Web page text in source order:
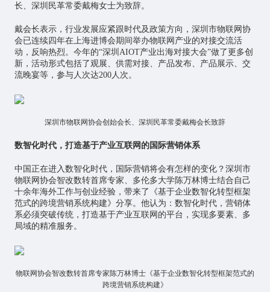
长、深圳民革常委戴梅女士为致辞。
戴会长表示，行业发展应紧跟时代及政策方向，深圳市物联网协
会已连续四年在上海进博会期间举办物联网产业的对接交流活
动，反响热烈。今年的“深圳AIOT产业出海对接大会”做了更多创
新，活动形式包括了观展、供需对接、产品发布、产品展示、交
流晚宴等，参与人次达200人次。
深圳市物联网协会创始会长、深圳民革常委戴梅会长致辞
数智化时代，打造基于产业互联网的国际营销体系
中国正在进入数智化时代，国际营销将会有怎样的变化？深圳市
物联网协会智改数转首席专家、多伦多大学陈万林博士结合自己
十余年海外工作与创业经验，带来了《基于企业数智化转型框架
范式的跨境营销系统构建》分享。他认为：数智化时代，营销体
系必须突破传统，打造基于产业互联网的平台，实现多要素、多
局域的精准服务。
物联网协会智改数转首席专家陈万林博士《基于企业数智化转型框架范式的
跨境营销系统构建》